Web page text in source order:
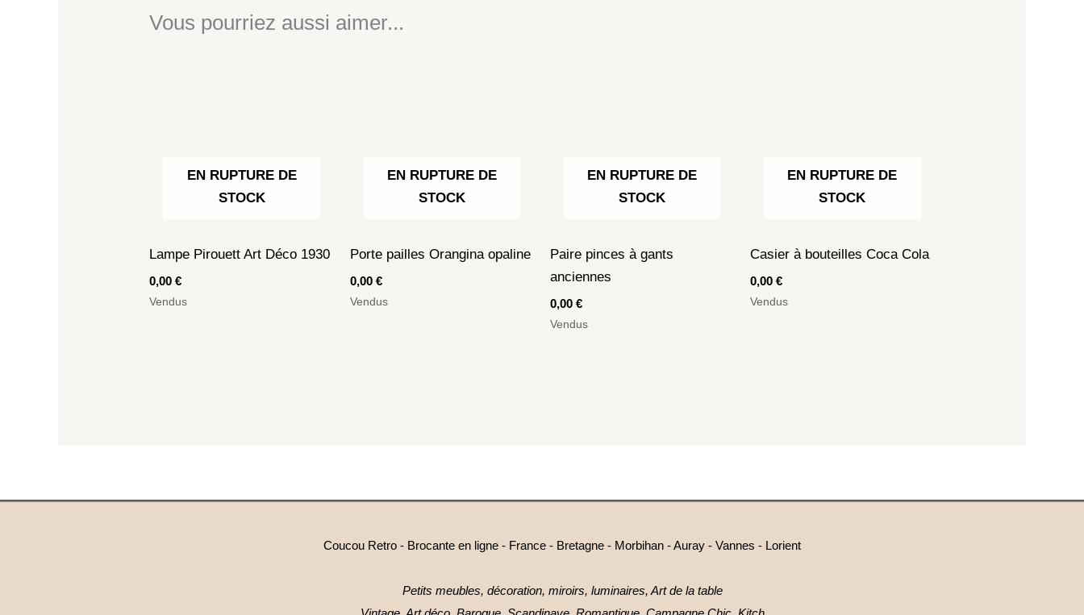
Vous pourriez aussi aimer...
EN RUPTURE DE
STOCK
Lampe Pirouett Art Déco 1930
0,00€
Vendus
EN RUPTURE DE
STOCK
Porte pailles Orangina opaline
0,00 €
Vendus
EN RUPTURE DE
STOCK
Paire pinces à gants
anciennes
0,00 €
Vendus
EN RUPTURE DE
STOCK
Casier à bouteilles Coca Cola
0,00€
Vendus
Coucou Retro - Brocante en ligne - France - Bretagne - Morbihan - Auray - Vannes - Lorient
Petits meubles, décoration, miroirs, luminaires, Art de la table